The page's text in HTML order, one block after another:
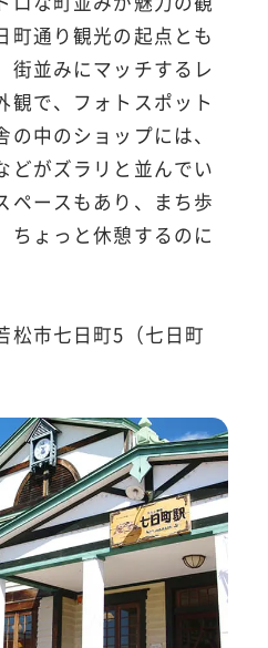
町通り観光の起点とも
街並みにマッチするレ
観で、フォトスポット
中のショップには、
どがズラリと並んでい
ペースもあり、まち歩
ちょっと休憩するのに
松市七日町5（七日町